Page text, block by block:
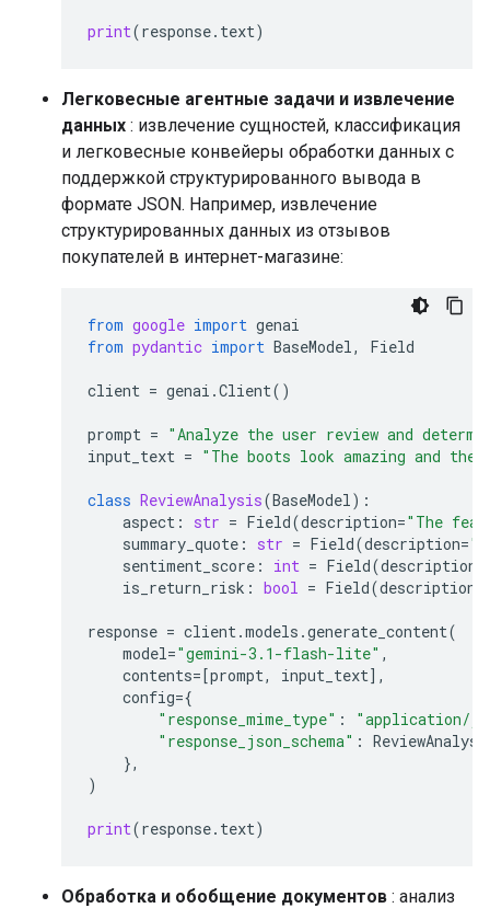
print(response. text)
Легковесные агентные задачи и извлечение
данных : извлечение сущностей, классификация
и легковесные конвейеры обработки данных с
поддержкой структурированного вывода в
формате JSON. Например, извлечение
структурированных данных из отзывов
покупателей в интернет-магазине:
from google import genai
from pydantic import BaseModel, Field
client = genai .Client()
prompt = "Analyze the user review and
input_text = "The boots look amazing and
class ReviewAnalysis(BaseModel):
aspect : str = Field(description="The
summary_quote : str = Field(description=
sentiment_score : int = Field(description
is_return_risk : bool = Field(description
response = client.models .generate_content(
model="gemini-3.1-flash-lite" ,
contents=[prompt, input_text],
config={
"response_mime_type" :
"application/
"response_json_schema" :
},
)
print(response. text)
Обработка и обобщение документов : анализ